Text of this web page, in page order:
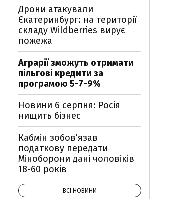
Дрони атакували
Єкатеринбург: на території
складу Wildberries вирує
пожежа
Аграрії зможуть отримати
пільгові кредити за
програмою 5-7-9%
Новини 6 серпня: Росія
нищить бізнес
Кабмін зобовʼязав
податкову передати
Міноборони дані чоловіків
18-60 років
ВСІ НОВИНИ